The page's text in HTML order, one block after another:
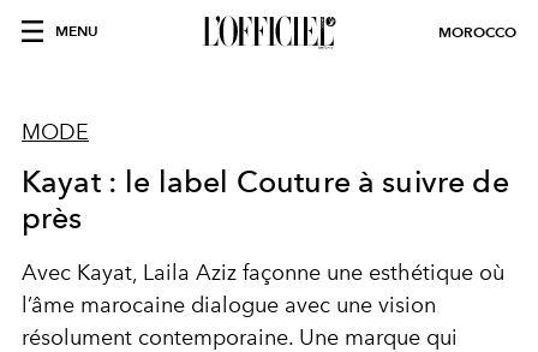
MENU MOROCCO
MODE
Kayat : le label Couture à suivre de
près
Avec Kayat, Laila Aziz façonne une esthétique où
l’âme marocaine dialogue avec une vision
résolument contemporaine. Une marque qui